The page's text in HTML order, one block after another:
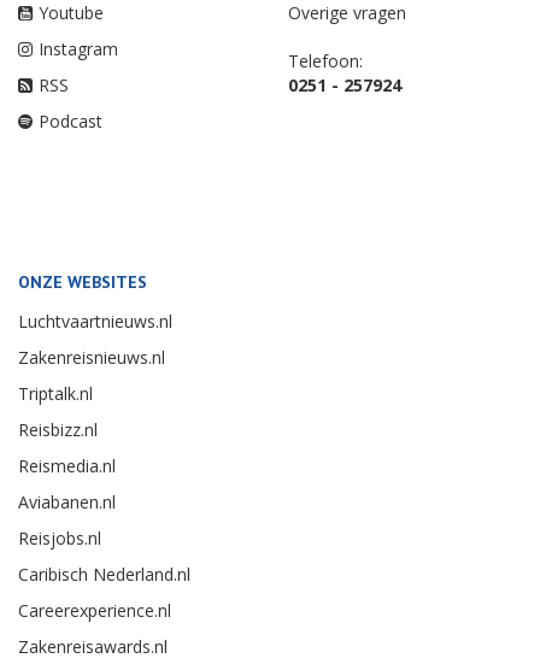
Youtube
Instagram
RSS
Podcast
Overige vragen
Telefoon:
0251 - 257924
ONZE WEBSITES
Luchtvaartnieuws.nl
Zakenreisnieuws.nl
Triptalk.nl
Reisbizz.nl
Reismedia.nl
Aviabanen.nl
Reisjobs.nl
Caribisch Nederland.nl
Careerexperience.nl
Zakenreisawards.nl